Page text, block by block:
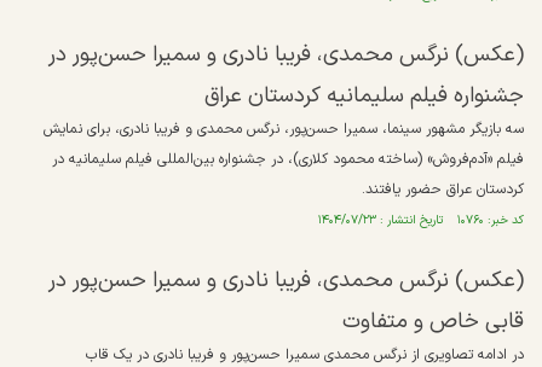
(عکس) نرگس محمدی، فریبا نادری و سمیرا حسن‌پور در
جشنواره فیلم سلیمانیه کردستان عراق
سه بازیگر مشهور سینما، سمیرا حسن‌پور، نرگس محمدی و فریبا نادری، برای نمایش
فیلم «آدم‌فروش» (ساخته محمود کلاری)، در جشنواره بین‌المللی فیلم سلیمانیه در
کردستان عراق حضور یافتند.
کد خبر: ۱۰۷۶۰ تاریخ انتشار : ۱۴۰۴/۰۷/۲۳
(عکس) نرگس محمدی، فریبا نادری و سمیرا حسن‌پور در
قابی خاص و متفاوت
در ادامه تصاویری از نرگس محمدی سمیرا حسن‌پور و فریبا نادری در یک قاب